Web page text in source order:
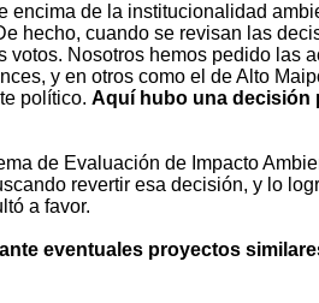
encima de la institucionalidad
hecho, cuando se revisan las
Nosotros hemos pedido las
y en otros como el de Alto
político. Aquí hubo una decisión
de Evaluación de Impacto
revertir esa decisión, y lo
a favor.
eventuales proyectos